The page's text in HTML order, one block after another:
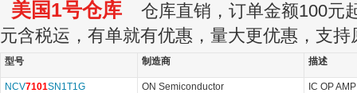
美国1号仓库 仓库直销，订单金额100元
元含税运，有单就有优惠，量大更优惠，支持
型号 制造商 描述
NCV7101SN1T1G
ON Semiconductor
IC OP